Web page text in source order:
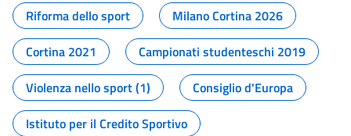
Riforma dello sport
Milano Cortina 2026
Cortina 2021
Campionati studenteschi 2019
Violenza nello sport (1)
Consiglio d'Europa
Istituto per il Credito Sportivo